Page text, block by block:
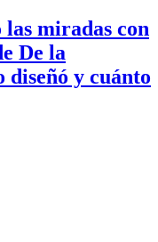
miradas con
De la
y cuánto